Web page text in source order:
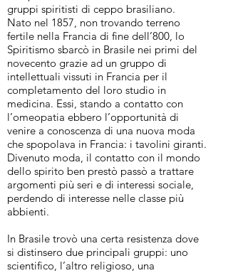
gruppi spiritisti di ceppo brasiliano.
Nato nel 1857, non trovando terreno
fertile nella Francia di fine dell’800, lo
Spiritismo sbarcò in Brasile nei primi del
novecento grazie ad un gruppo di
intellettuali vissuti in Francia per il
completamento del loro studio in
medicina. Essi, stando a contatto con
l’omeopatia ebbero l’opportunità di
venire a conoscenza di una nuova moda
che spopolava in Francia: i tavolini giranti.
Divenuto moda, il contatto con il mondo
dello spirito ben prestò passò a trattare
argomenti più seri e di interessi sociale,
perdendo di interesse nelle classe più
abbienti.
In Brasile trovò una certa resistenza dove
si distinsero due principali gruppi: uno
scientifico, l’altro religioso, una